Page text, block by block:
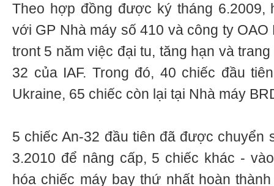
Theo hợp đồng được ký tháng 6.2009,
với GP Nhà máy số 410 và công ty
tront 5 năm việc đại tu, tăng hạn và
32 của IAF. Trong đó, 40 chiếc đầu
Ukraine, 65 chiếc còn lại tại Nhà máy
5 chiếc An-32 đầu tiên đã được chuyển
3.2010 để nâng cấp, 5 chiếc khác -
hóa chiếc máy bay thứ nhất hoàn